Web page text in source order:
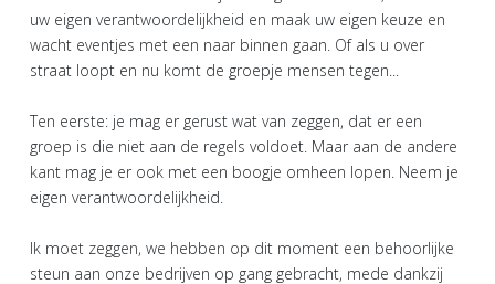
uw eigen verantwoordelijkheid en maak uw eigen keuze en
wacht eventjes met een naar binnen gaan. Of als u over
straat loopt en nu komt de groepje mensen tegen...
Ten eerste: je mag er gerust wat van zeggen, dat er een
groep is die niet aan de regels voldoet. Maar aan de andere
kant mag je er ook met een boogje omheen lopen. Neem je
eigen verantwoordelijkheid.
Ik moet zeggen, we hebben op dit moment een behoorlijke
steun aan onze bedrijven op gang gebracht, mede dankzij